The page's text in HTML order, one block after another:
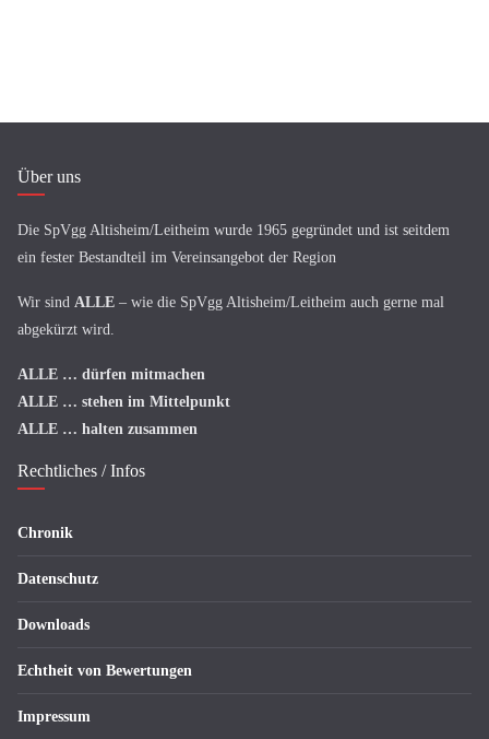
Über uns
Die SpVgg Altisheim/Leitheim wurde 1965 gegründet und ist seitdem
ein fester Bestandteil im Vereinsangebot der Region
Wir sind ALLE – wie die SpVgg Altisheim/Leitheim auch gerne mal
abgekürzt wird.
ALLE … dürfen mitmachen
ALLE … stehen im Mittelpunkt
ALLE … halten zusammen
Rechtliches / Infos
Chronik
Datenschutz
Downloads
Echtheit von Bewertungen
Impressum